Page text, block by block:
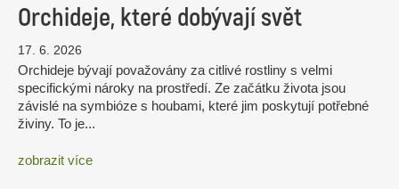
Orchideje, které dobývají svět
17. 6. 2026
Orchideje bývají považovány za citlivé rostliny s velmi
specifickými nároky na prostředí. Ze začátku života jsou
závislé na symbióze s houbami, které jim poskytují potřebné
živiny. To je...
zobrazit více